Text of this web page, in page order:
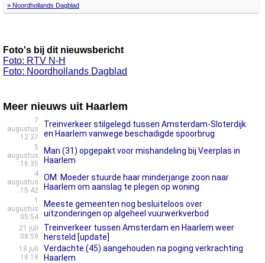
» Noordhollands Dagblad
Foto's bij dit nieuwsbericht
Foto: RTV N-H
Foto: Noordhollands Dagblad
Meer nieuws uit Haarlem
7
augustus
12:37
Treinverkeer stilgelegd tussen Amsterdam-Sloterdijk
en Haarlem vanwege beschadigde spoorbrug
5
augustus
16:35
Man (31) opgepakt voor mishandeling bij Veerplas in
Haarlem
4
augustus
15:42
OM: Moeder stuurde haar minderjarige zoon naar
Haarlem om aanslag te plegen op woning
1
augustus
05:54
Meeste gemeenten nog besluiteloos over
uitzonderingen op algeheel vuurwerkverbod
21 juli
08:59
Treinverkeer tussen Amsterdam en Haarlem weer
hersteld [update]
18 juli
18:18
Verdachte (45) aangehouden na poging verkrachting
Haarlem